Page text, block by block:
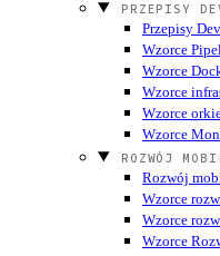
PRZEPISY
Przepisy
Wzorce
Wzorce
Wzorce
Wzorce
Wzorce
ROZWÓJ
Rozwój
Wzorce
Wzorce
Wzorce